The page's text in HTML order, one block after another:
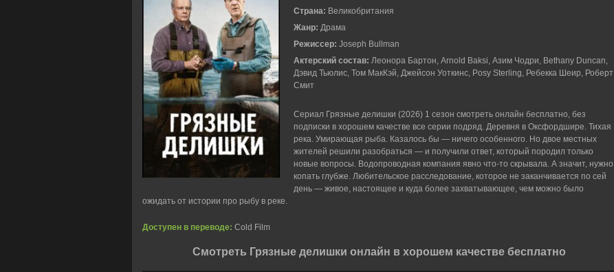
Страна: Великобритания
Жанр: Драма
Режиссер: Joseph Bullman
Актерский состав: Леонора Бартон, Arnold Baksi, Азим Чодри, Bethany Duncan,
Дэвид Тьюлис, Том МакКэй, Джейсон Уоткинс, Posy Sterling, Ребекка Шеир, Роберт
Смит
Сериал Грязные делишки (2026) 1 сезон смотреть онлайн бесплатно, без
подписки в хорошем качестве все серии подряд. Деревня в Оксфордшире. Тихая
река. Умирающая рыба. Казалось бы — ничего особенного. Но двое местных
жителей решили разобраться — и получили ответ, который породил только
новые вопросы. Водопроводная компания явно что-то скрывала. А значит, нужно
копать глубже. Любительское расследование, которое не заканчивается по сей
день — живое, настоящее и куда более захватывающее, чем можно было
ожидать от истории про рыбу в реке.
Доступен в переводе: Cold Film
Смотреть Грязные делишки онлайн в хорошем качестве бесплатно